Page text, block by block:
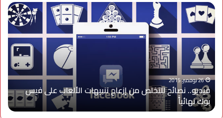
فيديو..
نصائح
للتخلص
من
إزعاج
تنبيهات
الألعاب
على
فيس
بوك
نهائياًَ
26 نوفمبر، 2015
فيديو.. نصائح للتخلص من إزعاج تنبيهات الألعاب على فيس
بوك نهائياًَ